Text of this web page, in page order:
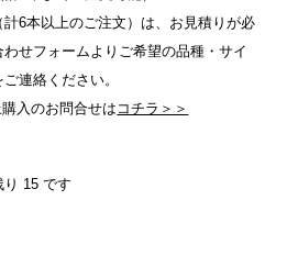
計6本以上のご注文）は、お見積りが必
せフォームよりご希望の品種・サイ
連絡ください。
入のお問合せは コチラ＞＞
り 15 です